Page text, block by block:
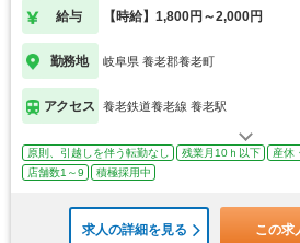
給与 【時給】1,800円～2,000円
勤務地 岐阜県 養老郡養老町
アクセス 養老鉄道養老線 養老駅
原則、引越しを伴う転勤なし 残業月10ｈ以下 産休
店舗数1～9
積極採用中
求人の詳細を見る この求